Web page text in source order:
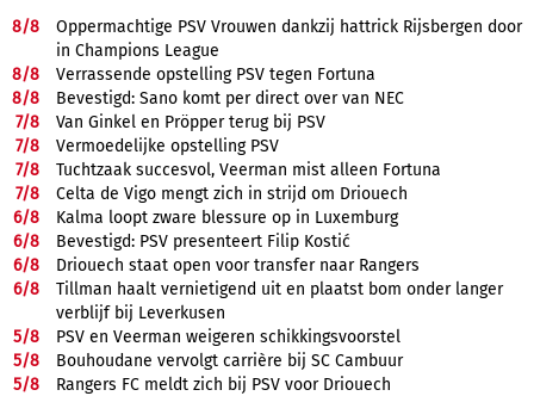
8/8
Oppermachtige PSV Vrouwen dankzij hattrick Rijsbergen door
in Champions League
8/8
Verrassende opstelling PSV tegen Fortuna
8/8
Bevestigd: Sano komt per direct over van NEC
7/8
Van Ginkel en Pröpper terug bij PSV
7/8
Vermoedelijke opstelling PSV
7/8
Tuchtzaak succesvol, Veerman mist alleen Fortuna
7/8
Celta de Vigo mengt zich in strijd om Driouech
6/8
Kalma loopt zware blessure op in Luxemburg
6/8
Bevestigd: PSV presenteert Filip Kostić
6/8
Driouech staat open voor transfer naar Rangers
6/8
Tillman haalt vernietigend uit en plaatst bom onder langer
verblijf bij Leverkusen
5/8
PSV en Veerman weigeren schikkingsvoorstel
5/8
Bouhoudane vervolgt carrière bij SC Cambuur
5/8
Rangers FC meldt zich bij PSV voor Driouech